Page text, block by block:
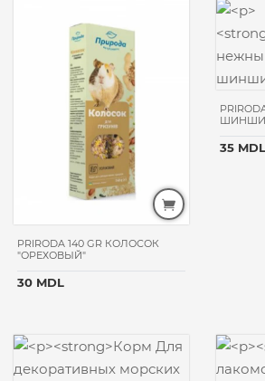
PRIRODA 140 GR КОЛОСОК
"ОРЕХОВЫЙ"
30 MDL
35 MDL